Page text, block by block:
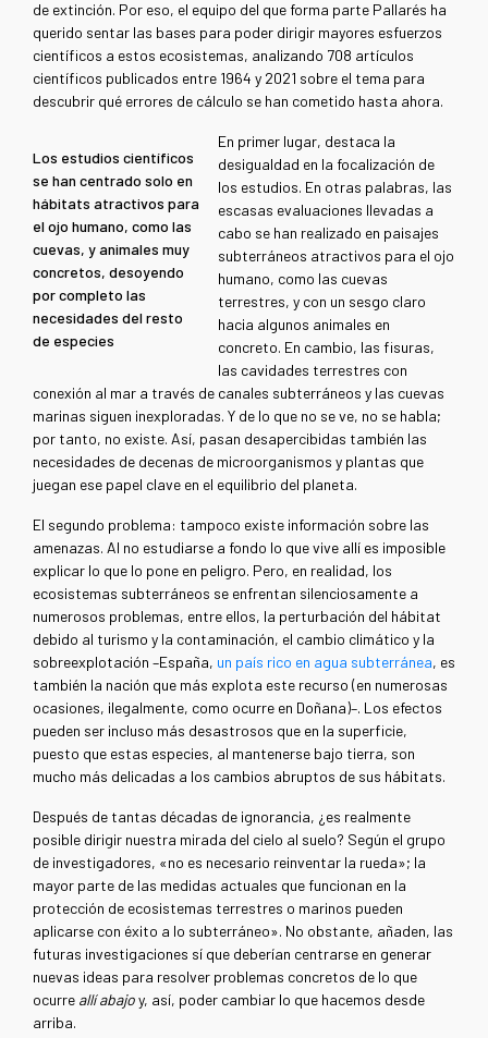
de extinción. Por eso, el equipo del que forma parte Pallarés ha
querido sentar las bases para poder dirigir mayores esfuerzos
científicos a estos ecosistemas, analizando 708 artículos
científicos publicados entre 1964 y 2021 sobre el tema para
descubrir qué errores de cálculo se han cometido hasta ahora.
Los estudios científicos
se han centrado solo en
hábitats atractivos para
el ojo humano, como las
cuevas, y animales muy
concretos, desoyendo
por completo las
necesidades del resto
de especies
En primer lugar, destaca la
desigualdad en la focalización de
los estudios. En otras palabras, las
escasas evaluaciones llevadas a
cabo se han realizado en paisajes
subterráneos atractivos para el ojo
humano, como las cuevas
terrestres, y con un sesgo claro
hacia algunos animales en
concreto. En cambio, las fisuras,
las cavidades terrestres con
conexión al mar a través de canales subterráneos y las cuevas
marinas siguen inexploradas. Y de lo que no se ve, no se habla;
por tanto, no existe. Así, pasan desapercibidas también las
necesidades de decenas de microorganismos y plantas que
juegan ese papel clave en el equilibrio del planeta.
El segundo problema: tampoco existe información sobre las
amenazas. Al no estudiarse a fondo lo que vive allí es imposible
explicar lo que lo pone en peligro. Pero, en realidad, los
ecosistemas subterráneos se enfrentan silenciosamente a
numerosos problemas, entre ellos, la perturbación del hábitat
debido al turismo y la contaminación, el cambio climático y la
sobreexplotación –España, un país rico en agua subterránea, es
también la nación que más explota este recurso (en numerosas
ocasiones, ilegalmente, como ocurre en Doñana)–. Los efectos
pueden ser incluso más desastrosos que en la superficie,
puesto que estas especies, al mantenerse bajo tierra, son
mucho más delicadas a los cambios abruptos de sus hábitats.
Después de tantas décadas de ignorancia, ¿es realmente
posible dirigir nuestra mirada del cielo al suelo? Según el grupo
de investigadores, «no es necesario reinventar la rueda»; la
mayor parte de las medidas actuales que funcionan en la
protección de ecosistemas terrestres o marinos pueden
aplicarse con éxito a lo subterráneo». No obstante, añaden, las
futuras investigaciones sí que deberían centrarse en generar
nuevas ideas para resolver problemas concretos de lo que
ocurre allí abajoy, así, poder cambiar lo que hacemos desde
arriba.